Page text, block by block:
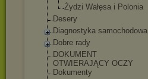
Żydzi Wałęsa i Polonia
Desery
Diagnostyka samochodowa
Dobre rady
DOKUMENT
OTWIERAJĄCY OCZY
Dokumenty